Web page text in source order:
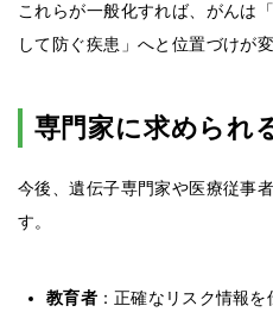
これらが一般化すれば、がんは
して防ぐ疾患」へと位置づけが
専門家に求められ
今後、遺伝子専門家や医療従事
す。
教育者：正確なリスク情報を